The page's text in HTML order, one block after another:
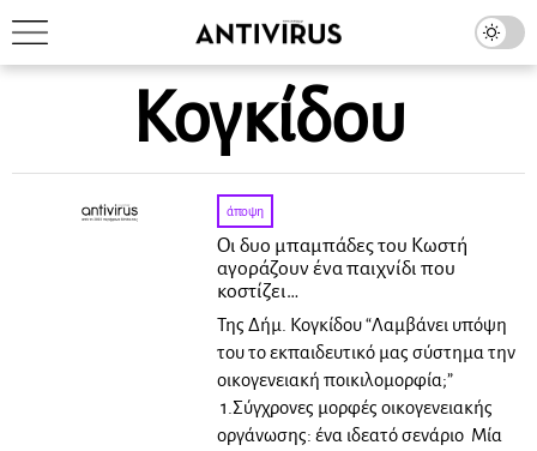
Κογκίδου
άποψη
Οι δυο μπαμπάδες του Κωστή
αγοράζουν ένα παιχνίδι που
κοστίζει…
Της Δήμ. Κογκίδου “Λαμβάνει υπόψη
του το εκπαιδευτικό μας σύστημα την
οικογενειακή ποικιλομορφία;”
1.Σύγχρονες μορφές οικογενειακής
οργάνωσης: ένα ιδεατό σενάριο Μία